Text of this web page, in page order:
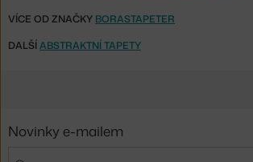
VÍCE OD ZNAČKY BORASTAPETER
DALŠÍABSTRAKTNÍ TAPETY
Novinky e-mailem